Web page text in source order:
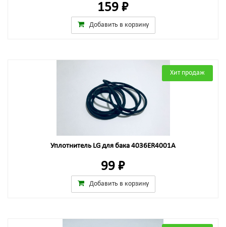
159 ₽
Добавить в корзину
Хит продаж
Уплотнитель LG для бака 4036ER4001A
99 ₽
Добавить в корзину